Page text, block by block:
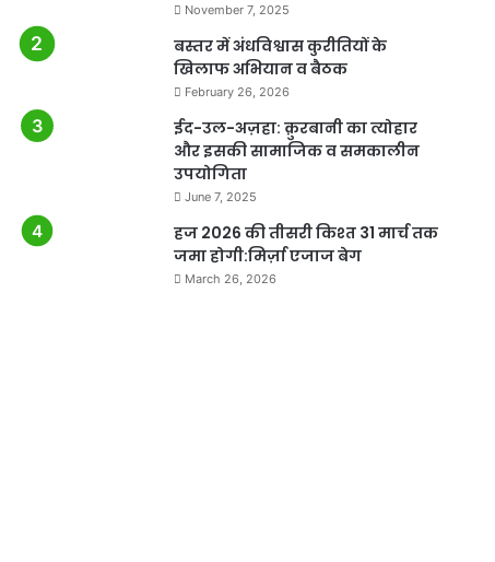
November 7, 2025
बस्तर में अंधविश्वास कुरीतियों के
खिलाफ अभियान व बैठक
February 26, 2026
ईद-उल-अज़हा: क़ुरबानी का त्योहार
और इसकी सामाजिक व समकालीन
उपयोगिता
June 7, 2025
हज 2026 की तीसरी किश्त 31 मार्च तक
जमा होगी:मिर्ज़ा एजाज बेग
March 26, 2026